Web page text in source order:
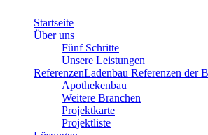
Startseite
Über uns
Fünf Schritte
Unsere Leistungen
ReferenzenLadenbau Referenzen der
Apothekenbau
Weitere Branchen
Projektkarte
Projektliste